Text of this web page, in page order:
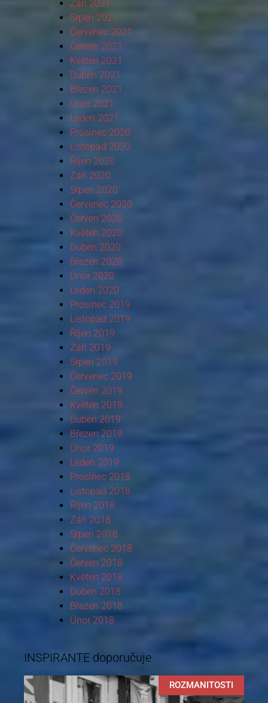
Září 2021
Srpen 2021
Červenec 2021
Červen 2021
Květen 2021
Duben 2021
Březen 2021
Únor 2021
Leden 2021
Prosinec 2020
Listopad 2020
Říjen 2020
Září 2020
Srpen 2020
Červenec 2020
Červen 2020
Květen 2020
Duben 2020
Březen 2020
Únor 2020
Leden 2020
Prosinec 2019
Listopad 2019
Říjen 2019
Září 2019
Srpen 2019
Červenec 2019
Červen 2019
Květen 2019
Duben 2019
Březen 2019
Únor 2019
Leden 2019
Prosinec 2018
Listopad 2018
Říjen 2018
Září 2018
Srpen 2018
Červenec 2018
Červen 2018
Květen 2018
Duben 2018
Březen 2018
Únor 2018
INSPIRANTE doporučuje
ROZMANITOSTI